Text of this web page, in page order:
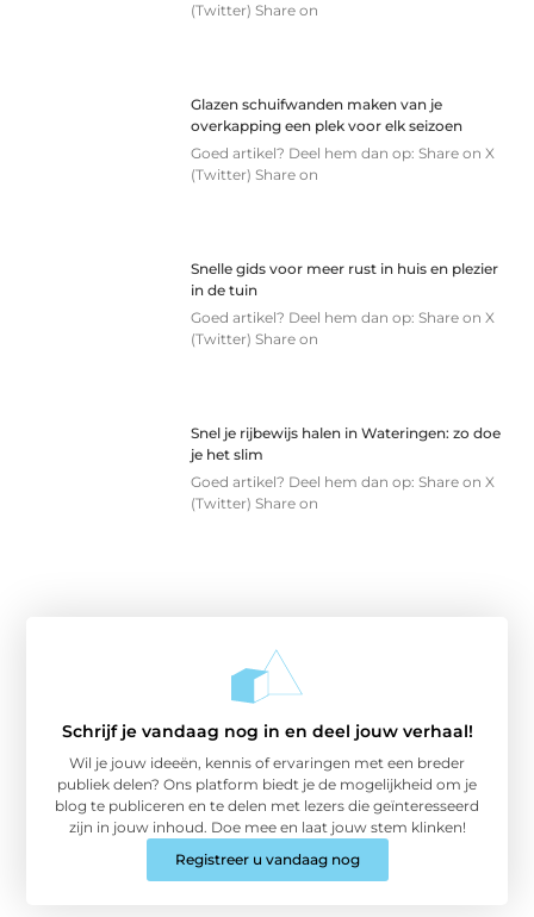
(Twitter) Share on
Glazen schuifwanden maken van je
overkapping een plek voor elk seizoen
Goed artikel? Deel hem dan op: Share on X
(Twitter) Share on
Snelle gids voor meer rust in huis en plezier
in de tuin
Goed artikel? Deel hem dan op: Share on X
(Twitter) Share on
Snel je rijbewijs halen in Wateringen: zo doe
je het slim
Goed artikel? Deel hem dan op: Share on X
(Twitter) Share on
Schrijf je vandaag nog in en deel jouw verhaal!
Wil je jouw ideeën, kennis of ervaringen met een breder
publiek delen? Ons platform biedt je de mogelijkheid om je
blog te publiceren en te delen met lezers die geïnteresseerd
zijn in jouw inhoud. Doe mee en laat jouw stem klinken!
Registreer u vandaag nog